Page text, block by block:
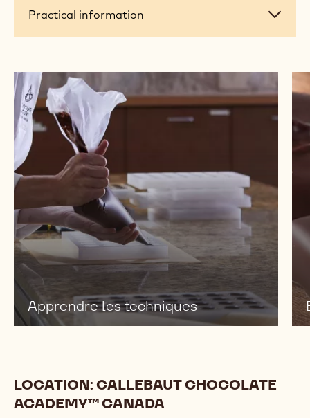
Practical
Practical information
Apprendre les techniques
LOCATION: CALLEBAUT CHOCOLATE
ACADEMY™ CANADA